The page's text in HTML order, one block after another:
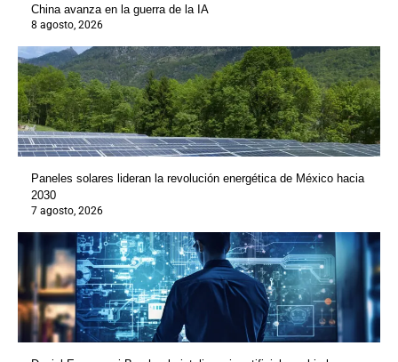
China avanza en la guerra de la IA
8 agosto, 2026
Paneles solares lideran la revolución energética de México hacia
2030
7 agosto, 2026